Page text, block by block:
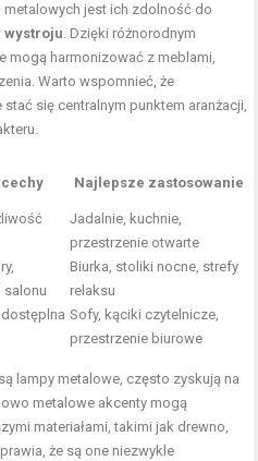
jest ich zdolność do
wystroju. Dzięki różnorodnym
mogą harmonizować z meblami,
Warto wspomnieć, że
stać się centralnym punktem aranżacji,
Najlepsze zastosowanie
Jadalnie, kuchnie,
przestrzenie otwarte
salonu
Biurka, stoliki nocne, strefy
relaksu
dostęplna Sofy, kąciki czytelnicze,
przestrzenie biurowe
lampy metalowe, często zyskują na
metalowe akcenty mogą
materiałami, takimi jak drewno,
że są one niezwykle